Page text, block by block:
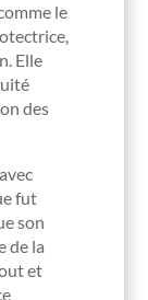
le
Elle
des
fut
son
de la
et